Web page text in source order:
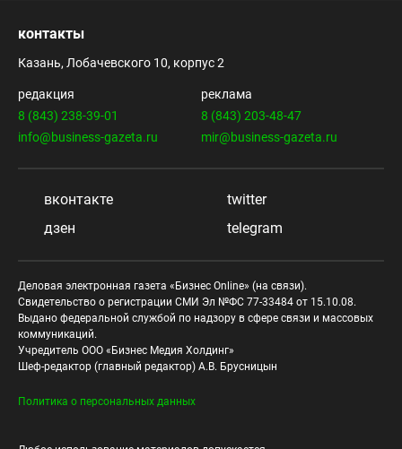
контакты
Казань, Лобачевского 10, корпус 2
редакция
8 (843) 238-39-01
info@business-gazeta.ru
реклама
8 (843) 203-48-47
mir@business-gazeta.ru
вконтакте
twitter
дзен
telegram
Деловая электронная газета «Бизнес Online» (на связи).
Свидетельство о регистрации СМИ Эл №ФС 77-33484 от 15.10.08.
Выдано федеральной службой по надзору в сфере связи и массовых
коммуникаций.
Учредитель ООО «Бизнес Медия Холдинг»
Шеф-редактор (главный редактор) А.В. Брусницын
Политика о персональных данных